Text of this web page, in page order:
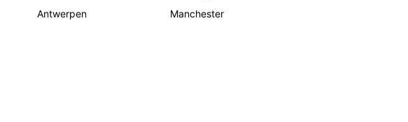
Antwerpen
Manchester